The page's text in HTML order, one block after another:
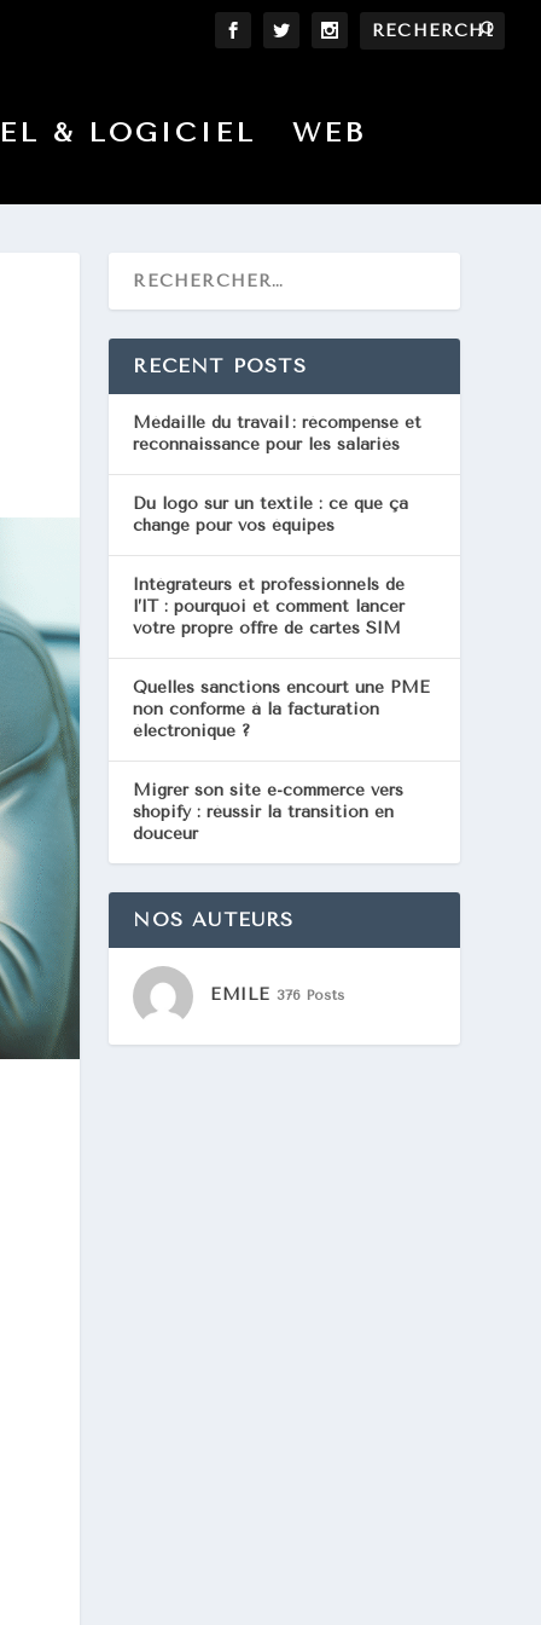
& LOGICIEL WEB
RECENT POSTS
Médaille du travail : récompense et
reconnaissance pour les salariés
Du logo sur un textile : ce que ça
change pour vos équipes
Intégrateurs et professionnels de
l’IT : pourquoi et comment lancer
votre propre offre de cartes SIM
Quelles sanctions encourt une PME
non conforme à la facturation
électronique ?
Migrer son site e-commerce vers
shopify : réussir la transition en
douceur
NOS AUTEURS
EMILE 376 Posts